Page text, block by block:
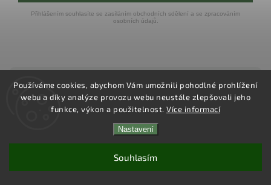
Používáme cookies, abychom Vám umožnili pohodlné prohlížení
webu a díky analýze provozu webu neustále zlepšovali jeho
funkce, výkon a použitelnost. Více informací
Nastavení
Souhlasím
Slevy až 53 % a Doprava zdarma od 2000 Kč!
Zákaznická podpora:
+420 777 939 955
info@druhli.cz
Přihlášením souhlasíte se zasíláním obchodních sdělení a se zpracováním
osobních údajů.